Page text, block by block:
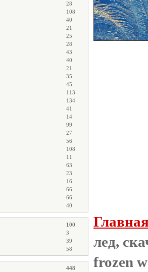
28
108
40
21
25
28
43
40
21
35
45
113
134
41
14
99
27
56
108
11
63
23
16
66
66
40
100
3
39
58
448
лед,
frozen